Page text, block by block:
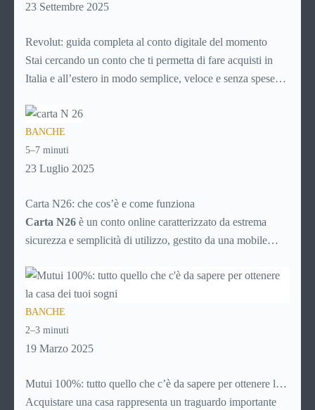
o monitorare le spese sono attività che ormai devono essere
23 Settembre 2025
Revolut: guida completa al conto digitale del momento
Stai cercando un conto che ti permetta di fare acquisti in
Italia e all’estero in modo semplice, veloce e senza spese
smartphone, senza code in banca o documenti cartacei?
Allora è il momento di scoprire Revolut, una delle soluzioni
fintech più utilizzate al mondo.
BANCHE
5–7 minuti
23 Luglio 2025
Carta N26: che cos’è e come funziona
Carta N26 è un conto online caratterizzato da estrema
sicurezza e semplicità di utilizzo, gestito da una mobile
sistema finanziario tedesco e, nonostante non abbia sedi
fisiche, consente il prelievo di denaro allo sportello in tutto
il mondo.
BANCHE
2–3 minuti
19 Marzo 2025
Mutui 100%: tutto quello che c’è da sapere per ottenere la
casa dei tuoi sogni
Acquistare una casa rappresenta un traguardo importante